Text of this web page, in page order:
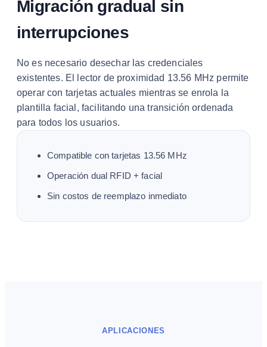
Migración gradual sin
interrupciones
No es necesario desechar las credenciales
existentes. El lector de proximidad 13.56 MHz permite
operar con tarjetas actuales mientras se enrola la
plantilla facial, facilitando una transición ordenada
para todos los usuarios.
Compatible con tarjetas 13.56 MHz
Operación dual RFID + facial
Sin costos de reemplazo inmediato
APLICACIONES